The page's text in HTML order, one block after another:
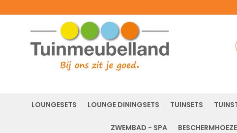
LOUNGESETS LOUNGE DININGSETS TUINSETS
ZWEMBAD - SPA